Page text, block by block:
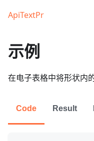
ApiTextPr
示例
在电子表格中将形状内
Code Result